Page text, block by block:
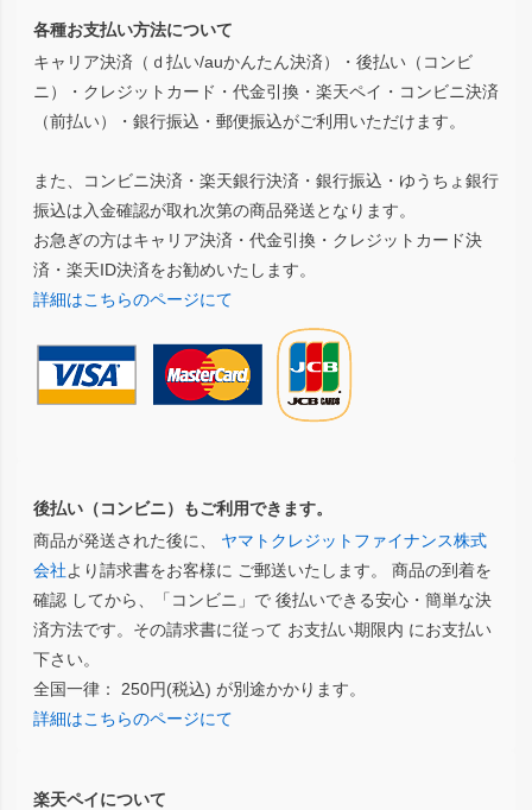
各種お支払い方法について
キャリア決済（ｄ払い/auかんたん決済）・後払い（コンビ
ニ）・クレジットカード・代金引換・楽天ペイ・コンビニ決済
（前払い）・銀行振込・郵便振込がご利用いただけます。
また、コンビニ決済・楽天銀行決済・銀行振込・ゆうちょ銀行
振込は入金確認が取れ次第の商品発送となります。
お急ぎの方はキャリア決済・代金引換・クレジットカード決
済・楽天ID決済をお勧めいたします。
詳細はこちらのページにて
後払い（コンビニ）もご利用できます。
商品が発送された後に、 ヤマトクレジットファイナンス株式
会社より請求書をお客様に ご郵送いたします。 商品の到着を
確認 してから、「コンビニ」で 後払いできる安心・簡単な決
済方法です。その請求書に従って お支払い期限内 にお支払い
下さい。
全国一律： 250円(税込) が別途かかります。
詳細はこちらのページにて
楽天ペイについて